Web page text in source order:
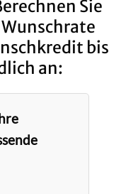
Sie
bis
an: